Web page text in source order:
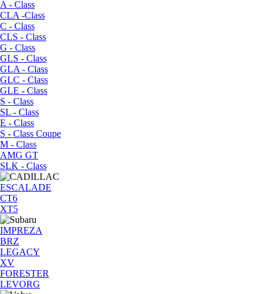
A - Class
CLA -Class
C - Class
CLS - Class
G - Class
GLS - Class
GLA - Class
GLC - Class
GLE - Class
S - Class
SL - Class
E - Class
S - Class Coupe
M - Class
AMG GT
SLK - Class
ESCALADE
CT6
XT5
IMPREZA
BRZ
LEGACY
XV
FORESTER
LEVORG